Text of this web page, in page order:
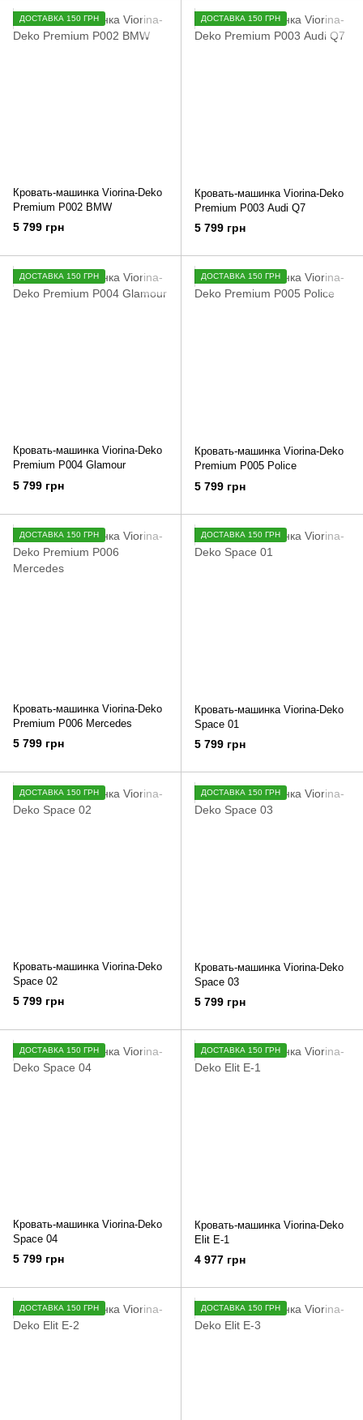
ДОСТАВКА 150 ГРН
Кровать-машинка Viorina-Deko
Premium Р002 BMW
5 799 грн
ДОСТАВКА 150 ГРН
Кровать-машинка Viorina-Deko
Premium Р003 Audi Q7
5 799 грн
ДОСТАВКА 150 ГРН
Кровать-машинка Viorina-Deko
Premium Р004 Glamour
5 799 грн
ДОСТАВКА 150 ГРН
Кровать-машинка Viorina-Deko
Premium P005 Police
5 799 грн
ДОСТАВКА 150 ГРН
Кровать-машинка Viorina-Deko
Premium Р006 Mercedes
5 799 грн
ДОСТАВКА 150 ГРН
Кровать-машинка Viorina-Deko
Space 01
5 799 грн
ДОСТАВКА 150 ГРН
Кровать-машинка Viorina-Deko
Space 02
5 799 грн
ДОСТАВКА 150 ГРН
Кровать-машинка Viorina-Deko
Space 03
5 799 грн
ДОСТАВКА 150 ГРН
Кровать-машинка Viorina-Deko
Space 04
5 799 грн
ДОСТАВКА 150 ГРН
Кровать-машинка Viorina-Deko
Elit E-1
4 977 грн
ДОСТАВКА 150 ГРН ДОСТАВКА 150 ГРН